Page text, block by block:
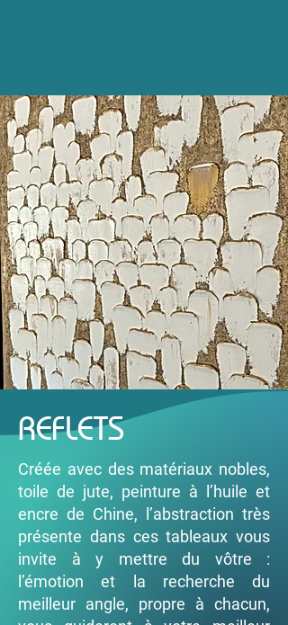
REFLETS
Créée avec des matériaux nobles,
toile de jute, peinture à l’huile et
encre de Chine, l’abstraction très
présente dans ces tableaux vous
invite à y mettre du vôtre :
l’émotion et la recherche du
meilleur angle, propre à chacun,